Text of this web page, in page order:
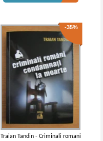
-35%
Traian Tandin - Criminali romani